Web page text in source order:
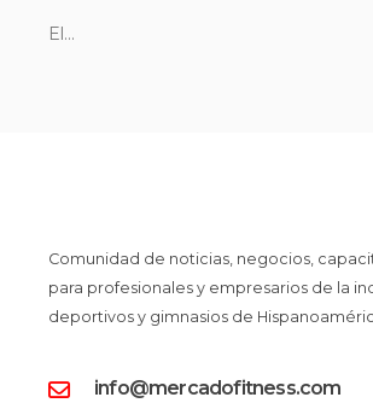
El...
Comunidad de noticias, negocios,
para profesionales y empresarios de la
deportivos y gimnasios de
info@mercadofitness.com